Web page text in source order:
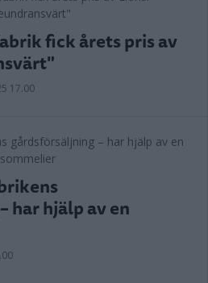
fick årets pris av
17.00
har hjälp av en